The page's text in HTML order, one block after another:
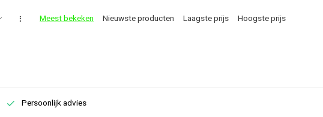
Meest bekeken Nieuwste producten Laagste prijs Hoogste prijs
Persoonlijk advies